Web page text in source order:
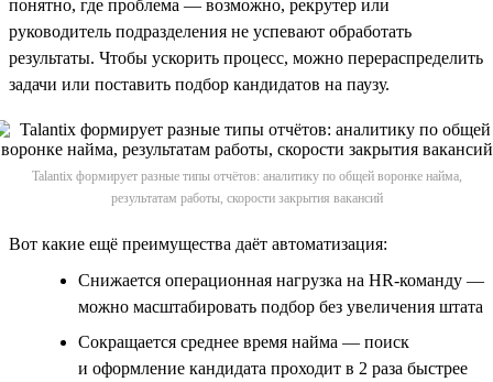
понятно, где проблема — возможно, рекрутер или
руководитель подразделения не успевают обработать
результаты. Чтобы ускорить процесс, можно перераспределить
задачи или поставить подбор кандидатов на паузу.
Talantix формирует разные типы отчётов: аналитику по общей воронке найма,
результатам работы, скорости закрытия вакансий
Вот какие ещё преимущества даёт автоматизация:
Снижается операционная нагрузка на HR-команду —
можно масштабировать подбор без увеличения штата
Сокращается среднее время найма — поиск
и оформление кандидата проходит в 2 раза быстрее